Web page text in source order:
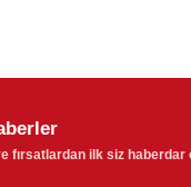
fırsatlardan ilk siz haberdar